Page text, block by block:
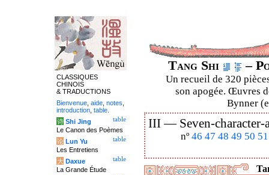
Tang Shi –
Un recueil de 320
son apogée. Œuvres
Bynner
III — Seven-
nº 46 47 48 49 50 51
CLASSIQUES
CHINOIS
& TRADUCTIONS
Bienvenue aide notes
introduction table
table
诗 Shi Jing
Le Canon des Poèmes
table
论 Lun Yu
Les Entretiens
table
大 Daxue
La Grande Étude